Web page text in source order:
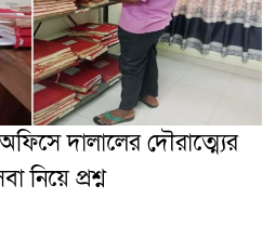
দালালের দৌরাত্ম্যের
নিয়ে প্রশ্ন